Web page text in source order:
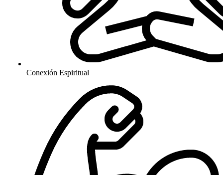
Conexión Espiritual